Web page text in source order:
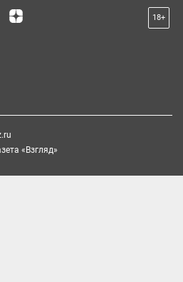
18+
«Взгляд»